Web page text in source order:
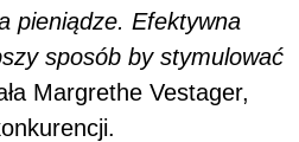
pieniądze. Efektywna
sposób by stymulować
Margrethe Vestager,